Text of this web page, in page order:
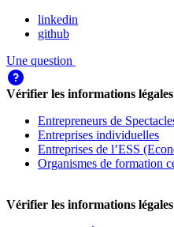
linkedin
github
Une question
Vérifier les informations
Entrepreneurs de
Entreprises individuelles
Entreprises de l’ESS
Organismes de formation
Vérifier les informations